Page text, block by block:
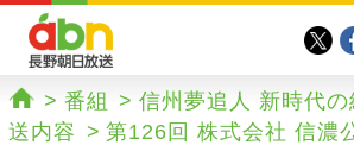
ホーム
番組 信州夢追人 新時代の
送内容
第126回 株式会社 信濃